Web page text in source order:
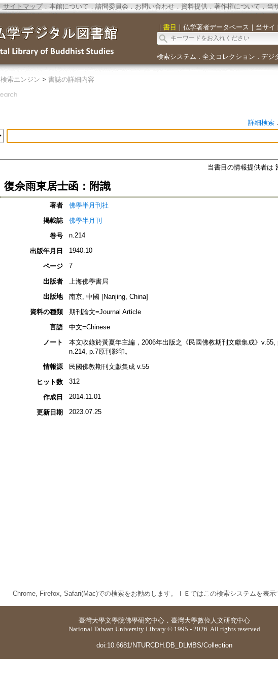
サイトマップ．本館について ． 諮問委員会． お問い合わせ． 資料提供． 著作権について．当
｜ 書目 ｜ 仏学著者データベース ｜ 当サイ
検索システム ． 全文コレクション ． デジ
検索エンジン > 書誌の詳細内容
詳細検索
当書目の情報提供者は
復佘雨東居士函：附識
著者
佛學半月刊社
掲載誌
佛學半月刊
巻号
n.214
出版年月日 1940.10
ページ 7
出版者
上海佛學書局
出版地
南京, 中國 [Nanjing, China]
資料の種類
期刊論文=Journal Article
言語
中文=Chinese
ノート
本文收錄於黃夏年主編，2006年出版之《民國佛教期刊文獻集成》
n.214, p.7原刊影印。
情報源
民國佛教期刊文獻集成 v.55
ヒット数
312
作成日 2014.11.01
更新日期 2023.07.25
Chrome, Firefox, Safari(Mac)での検索をお勧めします。ＩＥではこの検索システムを表示
臺灣大學文學院佛學研究中心 ． 臺灣大學數位人文研究中心
National Taiwan University Library © 1995 - 2026. All rights reserved
doi:10.6681/NTURCDH.DB_DLMBS/Collection